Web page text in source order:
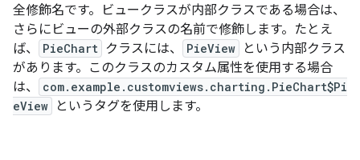
全修飾名です。ビュークラスが内部クラスである場合は、
さらにビューの外部クラスの名前で修飾します。たとえ
ば、
PieChart クラスには、 PieView
という内部クラス
があります。このクラスのカスタム属性を使用する場合
は、
com.example.customviews.charting.PieChart$Pi
eView
というタグを使用します。